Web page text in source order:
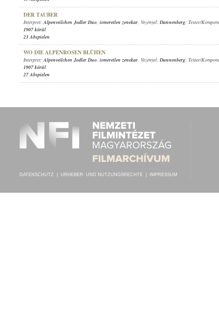
DER TAUBER
Interpret:Alpenveilchen Jodler Duo, ismeretlen zenekar, Vezényel:Dannenberg; Texter/
1907 körül
23 Abspielen
WO DIE ALPENROSEN BLÜHEN
Interpret:Alpenveilchen Jodler Duo, ismeretlen zenekar, Vezényel:Dannenberg; Texter/
1907 körül
27 Abspielen
DATENSCHUTZ URHEBER- UND NUTZUNGSRECHTE IMPRESSUM